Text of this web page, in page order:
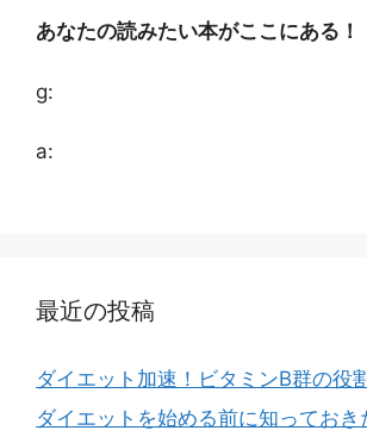
あなたの読みたい本がここにある！
g:
a:
最近の投稿
ダイエット加速！ビタミンB群の役
ダイエットを始める前に知っておき